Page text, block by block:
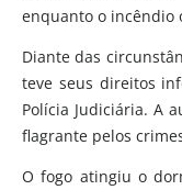
enquanto o incêndio
Diante das
teve seus direitos
Polícia Judiciária. A
flagrante pelos
O fogo atingiu o